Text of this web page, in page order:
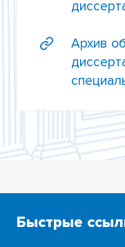
ДОРОЖНАЯ
ТРЕБОВАНИЯ К
ПЕРЕЧЕНЬ
ИЗДАНИЙ
СОВЕТАХ НИ ТГУ
Архив
Быстрые